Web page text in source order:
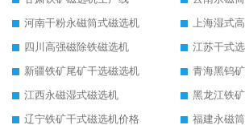
河南干粉永磁筒式磁选机
上海湿式
四川高强磁除铁磁选机
江苏干式
新疆铁矿尾矿干选磁选机
青海黑钨
江西永磁湿式磁选机
黑龙江铁
辽宁铁矿干式磁选机价格
福建永磁